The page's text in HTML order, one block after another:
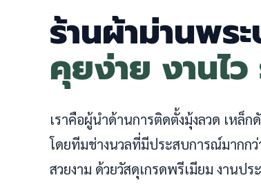
ร้านผ้าม่านพร
คุยง่าย งานไว
เราคือผู้นำด้านการติดตั้งมุ้งลวด เหล็
โดยทีมช่างนวลที่มีประสบการณ์มากก
สวยงาม ด้วยวัสดุเกรดพรีเมียม งานป